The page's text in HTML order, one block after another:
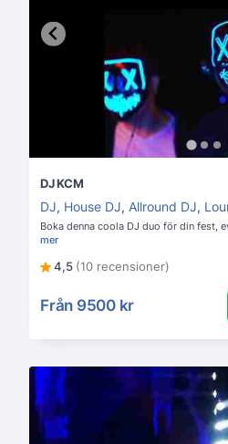
DJ KCM
DJ, House DJ, Allround DJ,
Boka denna coola DJ
mer
4,5 (10 recensioner)
Från 9500 kr